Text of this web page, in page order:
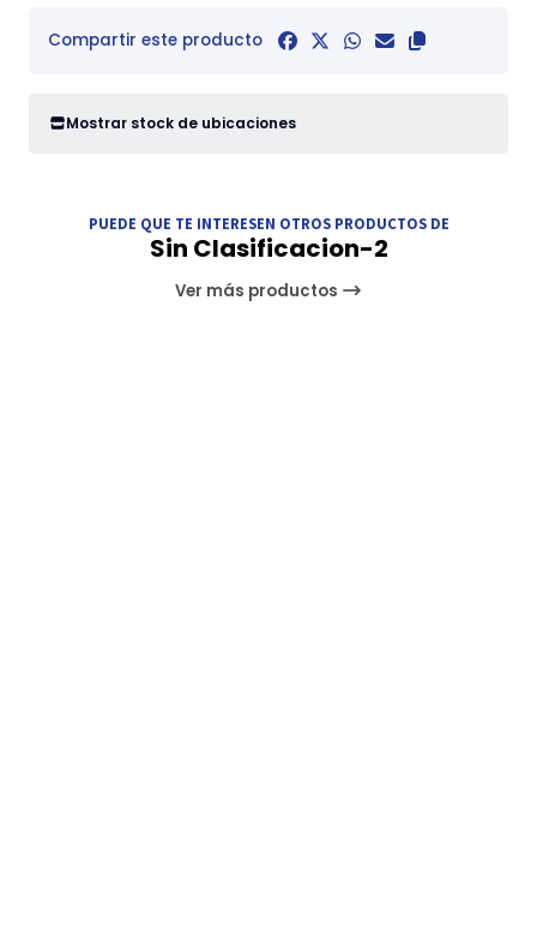
Compartir este producto
Mostrar stock de ubicaciones
PUEDE QUE TE INTERESEN OTROS PRODUCTOS DE
Sin Clasificacion-2
Ver más productos